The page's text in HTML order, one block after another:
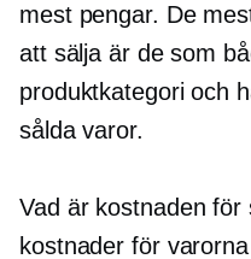
mest pengar. De
att sälja är de som
produktkategori och
sålda varor.
Vad är kostnaden för
kostnader för